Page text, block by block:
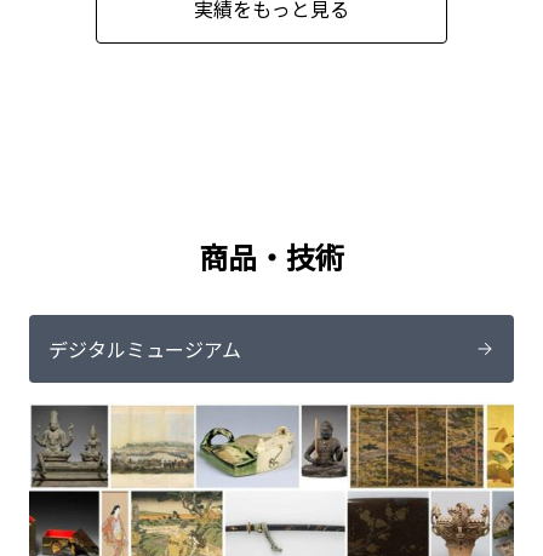
実績をもっと見る
商品・技術
デジタルミュージアム